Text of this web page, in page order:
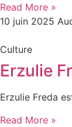
Read More »
10 juin 2025
Culture
Erzulie
Erzulie Freda
Read More »